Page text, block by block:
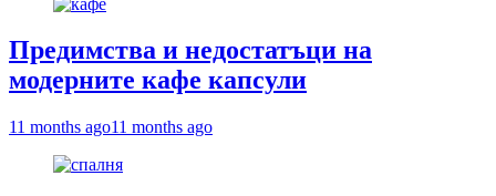
Предимства и недостатъци на
модерните кафе капсули
11 months ago11 months ago